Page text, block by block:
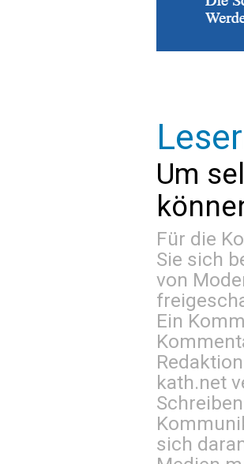
Um
Für die
Sie sich
von
Ein
kath.net
sich